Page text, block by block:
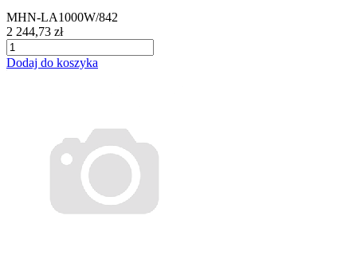
MHN-LA1000W/842
2 244,73 zł
Dodaj do koszyka